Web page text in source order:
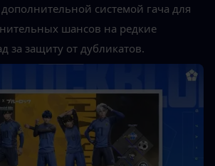
системой гача для
шансов на редкие
за защиту от дубликатов.